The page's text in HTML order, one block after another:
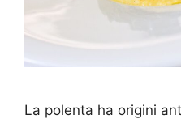
La polenta ha origini